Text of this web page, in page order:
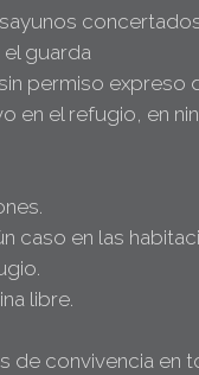
el guarda
permiso expreso
en el refugio, en
caso en las
libre.
de convivencia en